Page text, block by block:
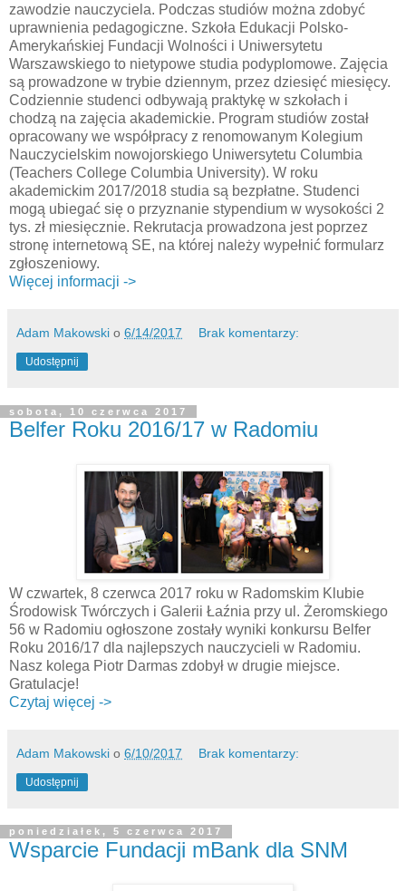
zawodzie nauczyciela. Podczas studiów można zdobyć
uprawnienia pedagogiczne. Szkoła Edukacji Polsko-
Amerykańskiej Fundacji Wolności i Uniwersytetu
Warszawskiego to nietypowe studia podyplomowe. Zajęcia
są prowadzone w trybie dziennym, przez dziesięć miesięcy.
Codziennie studenci odbywają praktykę w szkołach i
chodzą na zajęcia akademickie. Program studiów został
opracowany we współpracy z renomowanym Kolegium
Nauczycielskim nowojorskiego Uniwersytetu Columbia
(Teachers College Columbia University). W roku
akademickim 2017/2018 studia są bezpłatne. Studenci
mogą ubiegać się o przyznanie stypendium w wysokości 2
tys. zł miesięcznie. Rekrutacja prowadzona jest poprzez
stronę internetową SE, na której należy wypełnić formularz
zgłoszeniowy.
Więcej informacji ->
Adam Makowski o 6/14/2017 Brak komentarzy:
Udostępnij
sobota, 10 czerwca 2017
Belfer Roku 2016/17 w Radomiu
W czwartek, 8 czerwca 2017 roku w Radomskim Klubie
Środowisk Twórczych i Galerii Łaźnia przy ul. Żeromskiego
56 w Radomiu ogłoszone zostały wyniki konkursu Belfer
Roku 2016/17 dla najlepszych nauczycieli w Radomiu.
Nasz kolega Piotr Darmas zdobył w drugie miejsce.
Gratulacje!
Czytaj więcej ->
Adam Makowski o 6/10/2017 Brak komentarzy:
Udostępnij
poniedziałek, 5 czerwca 2017
Wsparcie Fundacji mBank dla SNM